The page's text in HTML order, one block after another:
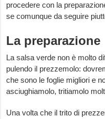
procedere con la
se comunque da seguire
La preparazione
La salsa verde non è molto
pulendo il prezzemolo:
che sono le foglie migliori e
asciughiamolo, tritiamolo
Una volta che il trito di